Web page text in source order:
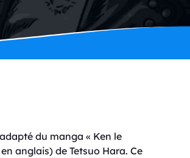
du manga « Ken le
anglais) de Tetsuo Hara. Ce